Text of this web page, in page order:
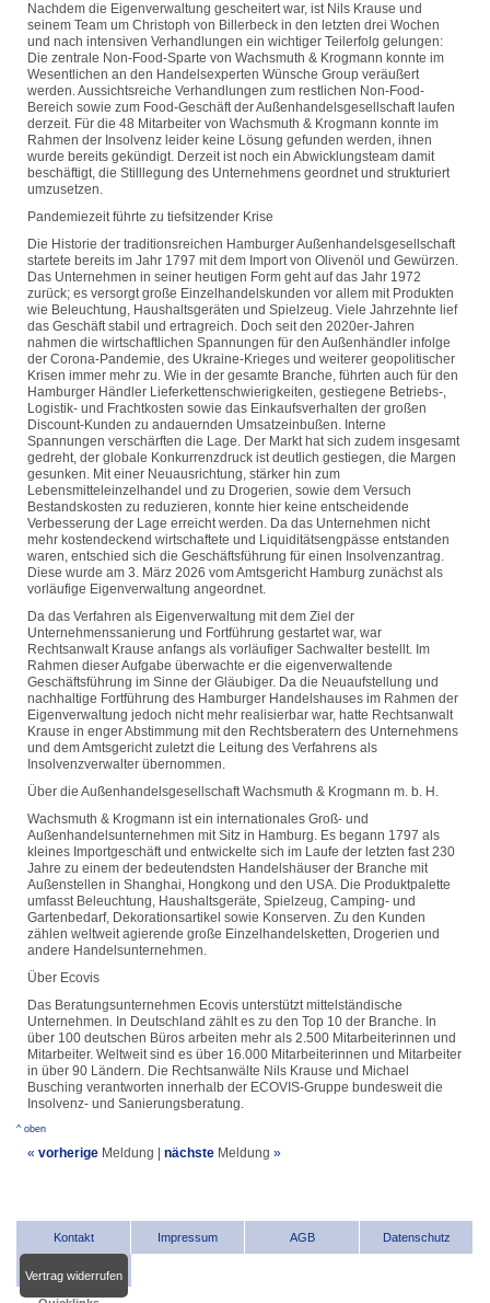
Nachdem die Eigenverwaltung gescheitert war, ist Nils Krause und
seinem Team um Christoph von Billerbeck in den letzten drei Wochen
und nach intensiven Verhandlungen ein wichtiger Teilerfolg gelungen:
Die zentrale Non-Food-Sparte von Wachsmuth & Krogmann konnte im
Wesentlichen an den Handelsexperten Wünsche Group veräußert
werden. Aussichtsreiche Verhandlungen zum restlichen Non-Food-
Bereich sowie zum Food-Geschäft der Außenhandelsgesellschaft laufen
derzeit. Für die 48 Mitarbeiter von Wachsmuth & Krogmann konnte im
Rahmen der Insolvenz leider keine Lösung gefunden werden, ihnen
wurde bereits gekündigt. Derzeit ist noch ein Abwicklungsteam damit
beschäftigt, die Stilllegung des Unternehmens geordnet und strukturiert
umzusetzen.
Pandemiezeit führte zu tiefsitzender Krise
Die Historie der traditionsreichen Hamburger Außenhandelsgesellschaft
startete bereits im Jahr 1797 mit dem Import von Olivenöl und Gewürzen.
Das Unternehmen in seiner heutigen Form geht auf das Jahr 1972
zurück; es versorgt große Einzelhandelskunden vor allem mit Produkten
wie Beleuchtung, Haushaltsgeräten und Spielzeug. Viele Jahrzehnte lief
das Geschäft stabil und ertragreich. Doch seit den 2020er-Jahren
nahmen die wirtschaftlichen Spannungen für den Außenhändler infolge
der Corona-Pandemie, des Ukraine-Krieges und weiterer geopolitischer
Krisen immer mehr zu. Wie in der gesamte Branche, führten auch für den
Hamburger Händler Lieferkettenschwierigkeiten, gestiegene Betriebs-,
Logistik- und Frachtkosten sowie das Einkaufsverhalten der großen
Discount-Kunden zu andauernden Umsatzeinbußen. Interne
Spannungen verschärften die Lage. Der Markt hat sich zudem insgesamt
gedreht, der globale Konkurrenzdruck ist deutlich gestiegen, die Margen
gesunken. Mit einer Neuausrichtung, stärker hin zum
Lebensmitteleinzelhandel und zu Drogerien, sowie dem Versuch
Bestandskosten zu reduzieren, konnte hier keine entscheidende
Verbesserung der Lage erreicht werden. Da das Unternehmen nicht
mehr kostendeckend wirtschaftete und Liquiditätsengpässe entstanden
waren, entschied sich die Geschäftsführung für einen Insolvenzantrag.
Diese wurde am 3. März 2026 vom Amtsgericht Hamburg zunächst als
vorläufige Eigenverwaltung angeordnet.
Da das Verfahren als Eigenverwaltung mit dem Ziel der
Unternehmenssanierung und Fortführung gestartet war, war
Rechtsanwalt Krause anfangs als vorläufiger Sachwalter bestellt. Im
Rahmen dieser Aufgabe überwachte er die eigenverwaltende
Geschäftsführung im Sinne der Gläubiger. Da die Neuaufstellung und
nachhaltige Fortführung des Hamburger Handelshauses im Rahmen der
Eigenverwaltung jedoch nicht mehr realisierbar war, hatte Rechtsanwalt
Krause in enger Abstimmung mit den Rechtsberatern des Unternehmens
und dem Amtsgericht zuletzt die Leitung des Verfahrens als
Insolvenzverwalter übernommen.
Über die Außenhandelsgesellschaft Wachsmuth & Krogmann m. b. H.
Wachsmuth & Krogmann ist ein internationales Groß- und
Außenhandelsunternehmen mit Sitz in Hamburg. Es begann 1797 als
kleines Importgeschäft und entwickelte sich im Laufe der letzten fast 230
Jahre zu einem der bedeutendsten Handelshäuser der Branche mit
Außenstellen in Shanghai, Hongkong und den USA. Die Produktpalette
umfasst Beleuchtung, Haushaltsgeräte, Spielzeug, Camping- und
Gartenbedarf, Dekorationsartikel sowie Konserven. Zu den Kunden
zählen weltweit agierende große Einzelhandelsketten, Drogerien und
andere Handelsunternehmen.
Über Ecovis
Das Beratungsunternehmen Ecovis unterstützt mittelständische
Unternehmen. In Deutschland zählt es zu den Top 10 der Branche. In
über 100 deutschen Büros arbeiten mehr als 2.500 Mitarbeiterinnen und
Mitarbeiter. Weltweit sind es über 16.000 Mitarbeiterinnen und Mitarbeiter
in über 90 Ländern. Die Rechtsanwälte Nils Krause und Michael
Busching verantworten innerhalb der ECOVIS-Gruppe bundesweit die
Insolvenz- und Sanierungsberatung.
^ oben
« vorherige Meldung nächste Meldung »
Kontakt Impressum AGB Datenschutz
Vertrag widerrufen